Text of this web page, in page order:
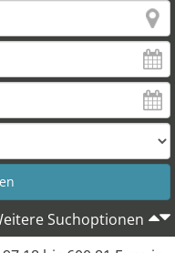
Suchoptionen